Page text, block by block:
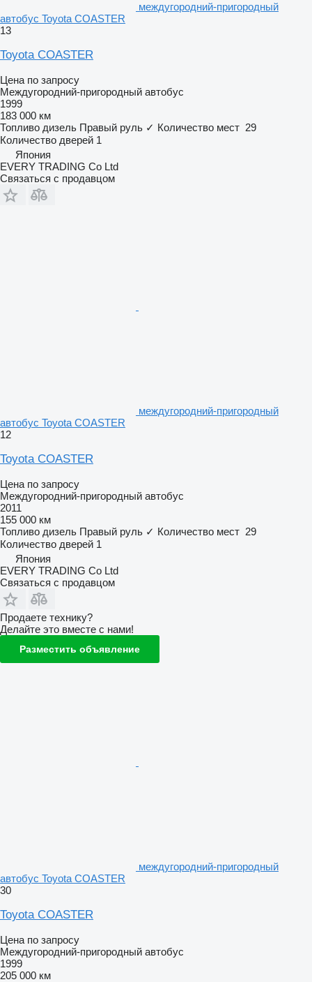
междугородний-пригородный
автобус Toyota COASTER
13
Toyota COASTER
Цена по запросу
Междугородний-пригородный автобус
1999
183 000 км
Топливо дизель Правый руль ✓ Количество мест 29
Количество дверей 1
Япония
EVERY TRADING Co Ltd
Связаться с продавцом
междугородний-пригородный
автобус Toyota COASTER
12
Toyota COASTER
Цена по запросу
Междугородний-пригородный автобус
2011
155 000 км
Топливо дизель Правый руль ✓ Количество мест 29
Количество дверей 1
Япония
EVERY TRADING Co Ltd
Связаться с продавцом
Продаете технику?
Делайте это вместе с нами!
Разместить объявление
междугородний-пригородный
автобус Toyota COASTER
30
Toyota COASTER
Цена по запросу
Междугородний-пригородный автобус
1999
205 000 км